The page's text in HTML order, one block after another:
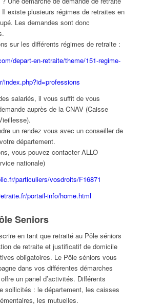
existe plusieurs régimes de retraites en
Les demandes sont donc
sur les différents régimes de retraite :
depart-en-retraite/theme/151-regime-
index.php?id=professions
salariés, il vous suffit de vous
auprès de la CNAV (Caisse
un rendez vous avec un conseiller de
département.
vous pouvez contacter ALLO
nationale)
particuliers/vosdroits/F16871
portail-info/home.html
Seniors
en tant que retraité au Pôle séniors
de retraite et justificatif de domicile
obligatoires. Le Pôle séniors vous
dans vos différentes démarches
un panel d’activités. Différents
sollicités : le département, les caisses
les mutuelles.